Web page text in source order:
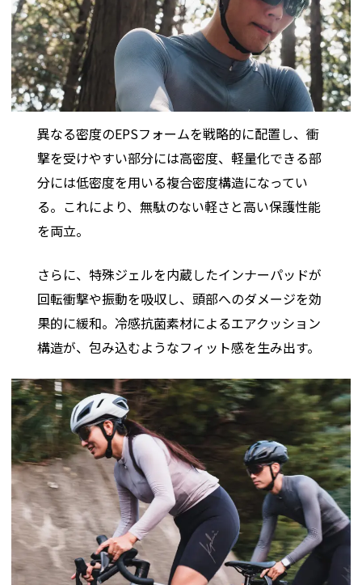
異なる密度のEPSフォームを戦略的に配置し、衝
撃を受けやすい部分には高密度、軽量化できる部
分には低密度を用いる複合密度構造になってい
る。これにより、無駄のない軽さと高い保護性能
を両立。
さらに、特殊ジェルを内蔵したインナーパッドが
回転衝撃や振動を吸収し、頭部へのダメージを効
果的に緩和。冷感抗菌素材によるエアクッション
構造が、包み込むようなフィット感を生み出す。